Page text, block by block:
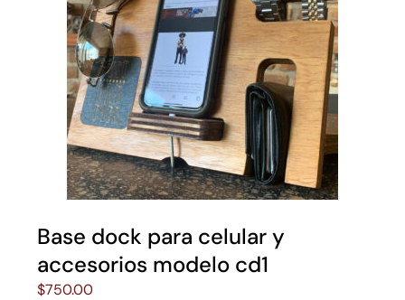
Base dock para celular y
accesorios modelo cd1
$750.00